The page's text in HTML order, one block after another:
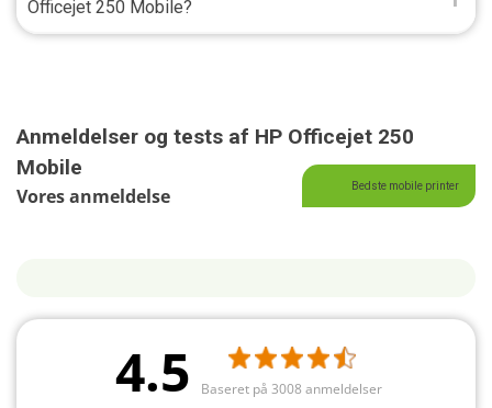
Officejet 250 Mobile?
Anmeldelser og tests af HP Officejet 250
Mobile
Vores anmeldelse Bedste mobile printer
4.5 Baseret på 3008 anmeldelser